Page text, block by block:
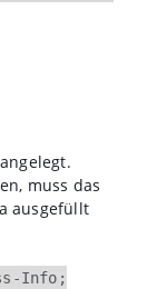
muss das
ausgefüllt
Info;